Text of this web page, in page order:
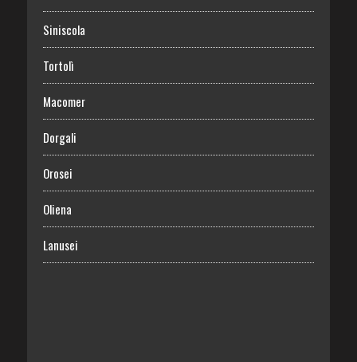
Siniscola
Tortolì
Macomer
Dorgali
Orosei
Oliena
Lanusei